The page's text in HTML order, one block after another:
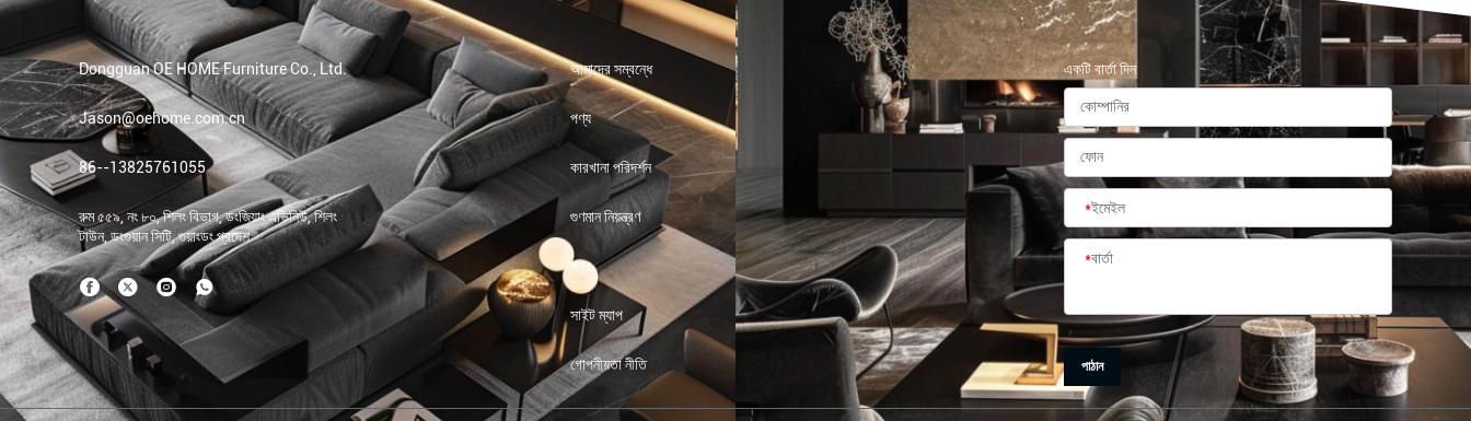
Dongguan OE HOME Furniture Co., Ltd.
Jason@oehome.com.cn
86--13825761055
রুম ৫৫৯, নং ৮০, শিলং বিভাগ, ডংজিয়াং এভিনিউ, শিলং
টাউন, ডংগুয়ান সিটি, গুয়াংডং প্রদেশ
আমাদের সম্বন্ধে
পণ্য
কারখানা পরিদর্শন
গুণমান নিয়ন্ত্রণ
খবর
সাইট ম্যাপ
গোপনীয়তা নীতি
একটি বার্তা দিন
*ইমেইল
*বার্তা
পাঠান